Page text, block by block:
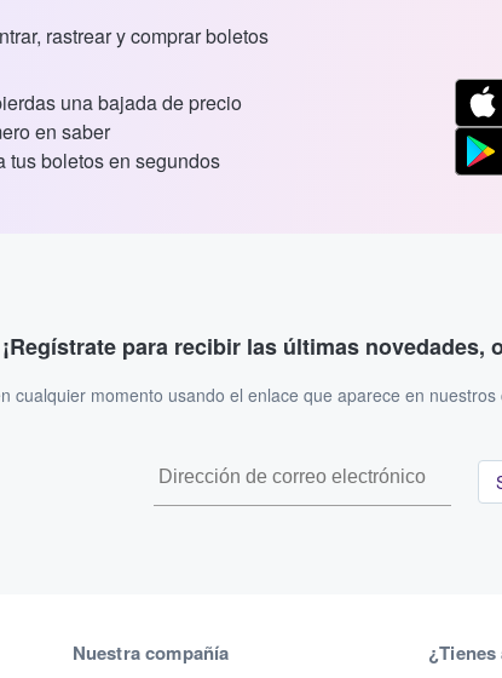
rastrear y comprar boletos
una bajada de precio
en saber
tus boletos en segundos
¡Regístrate para recibir las últimas
cualquier momento usando el enlace que aparece en
Nuestra compañía